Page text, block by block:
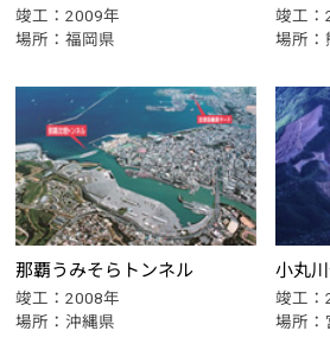
竣工：2009年
場所：福岡県
竣工：
場所：
那覇うみそらトンネル
竣工：2008年
場所：沖縄県
小丸
竣工：
場所：